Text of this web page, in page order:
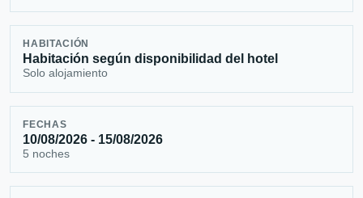
HABITACIÓN
Habitación según disponibilidad del hotel
Solo alojamiento
FECHAS
10/08/2026 - 15/08/2026
5 noches